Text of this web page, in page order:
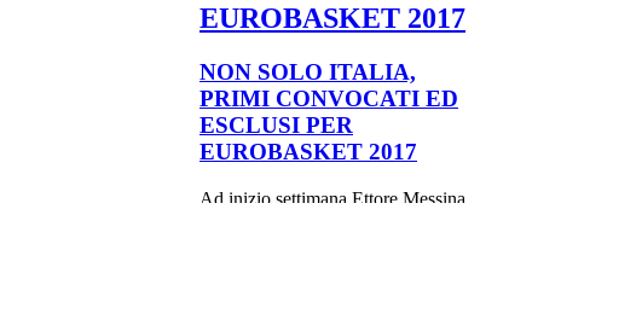
EUROBASKET 2017
NON SOLO ITALIA,
PRIMI CONVOCATI ED
ESCLUSI PER
EUROBASKET 2017
Ad inizio settimana Ettore Messina